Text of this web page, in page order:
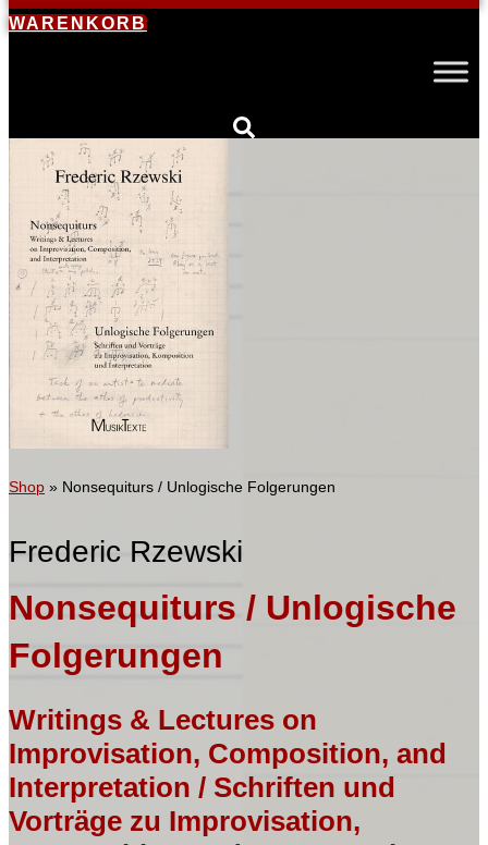
WARENKORB
Shop » Nonsequiturs / Unlogische Folgerungen
Frederic Rzewski
Nonsequiturs / Unlogische
Folgerungen
Writings & Lectures on
Improvisation, Composition, and
Interpretation / Schriften und
Vorträge zu Improvisation,